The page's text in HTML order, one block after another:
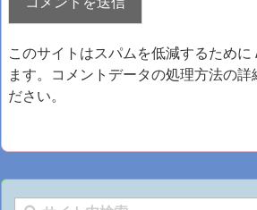
このサイトはスパムを低減するため
ます。 コメントデータの処理方法の詳
ださい。